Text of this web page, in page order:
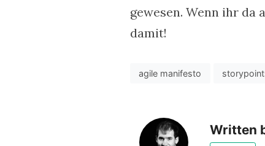
gewesen. Wenn ihr da
damit!
agile manifesto
Written